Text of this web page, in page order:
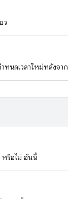
ว
หนดเวลาใหม่หลังจา
หรือไม่ อันนี้